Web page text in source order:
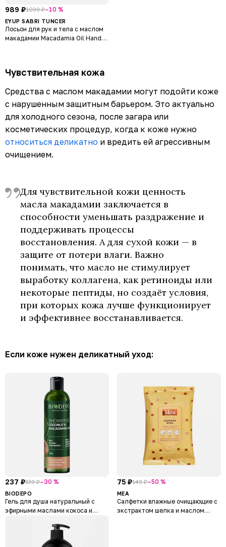
989 ₽1099 ₽–10 %
EYUP SABRI TUNCER
Лосьон для рук и тела с маслом
макадамии Macadamia Oil Hand
Чувствительная кожа
Средства с маслом макадамии могут подойти коже
с нарушенным защитным барьером. Это актуально
для холодного сезона, после загара или
косметических процедур, когда к коже нужно
относиться деликатно и вредить ей агрессивным
очищением.
Для чувствительной кожи ценность
масла макадамии заключается в
способности уменьшать раздражение и
поддерживать процессы
восстановления. А для сухой кожи — в
защите от потери влаги. Важно
понимать, что масло не стимулирует
выработку коллагена, как ретиноиды или
некоторые пептиды, но создаёт условия,
при которых кожа лучше функционирует
и эффективнее восстанавливается.
Если коже нужен деликатный уход:
237 ₽339 ₽–30 %
BIODEPO
Гель для душа натуральный с
эфирными маслами кокоса и
Macadamia Oils
75 ₽149 ₽–50 %
MEA
Салфетки влажные очищающие с
экстрактом шелка и маслом